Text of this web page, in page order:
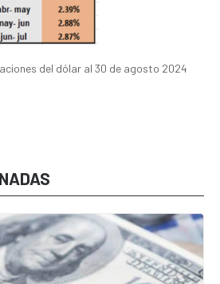
del dólar al 30 de agosto 2024